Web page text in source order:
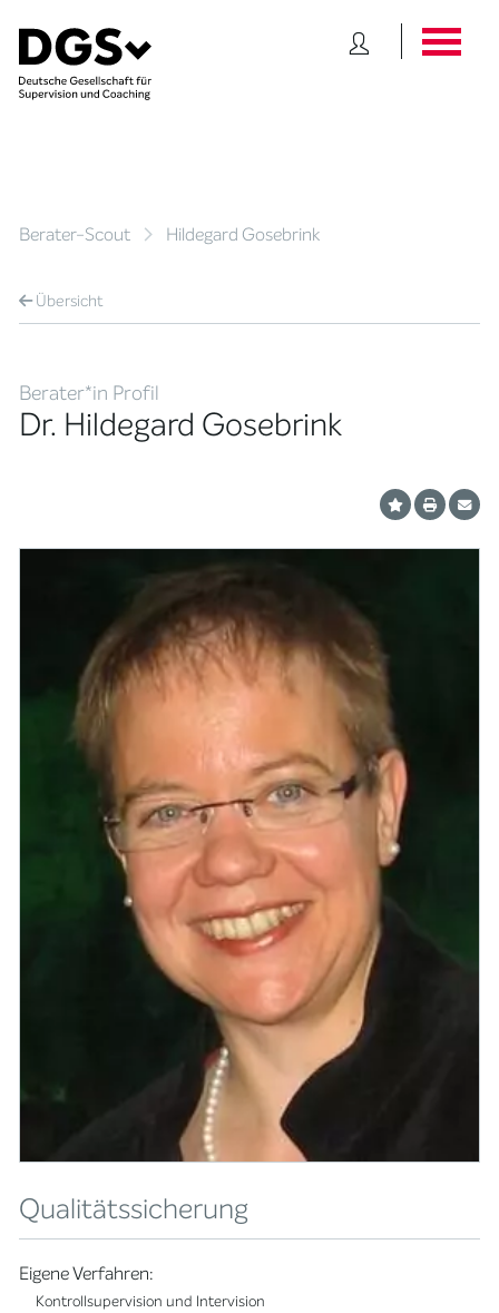
Berater-Scout Hildegard Gosebrink
Übersicht
Berater*in Profil
Dr. Hildegard Gosebrink
Qualitätssicherung
Eigene Verfahren:
Kontrollsupervision und Intervision